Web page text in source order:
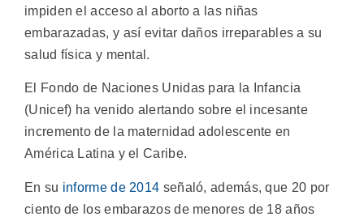
impiden el acceso al aborto a las niñas
embarazadas, y así evitar daños irreparables a su
salud física y mental.
El Fondo de Naciones Unidas para la Infancia
(Unicef) ha venido alertando sobre el incesante
incremento de la maternidad adolescente en
América Latina y el Caribe.
En su informe de 2014 señaló, además, que 20 por
ciento de los embarazos de menores de 18 años